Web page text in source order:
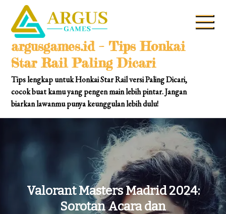
content
argusgames.id – Tips Honkai
Star Rail Paling Dicari
Tips lengkap untuk Honkai Star Rail versi Paling Dicari,
cocok buat kamu yang pengen main lebih pintar. Jangan
biarkan lawanmu punya keunggulan lebih dulu!
Valorant Masters Madrid 2024:
Sorotan Acara dan